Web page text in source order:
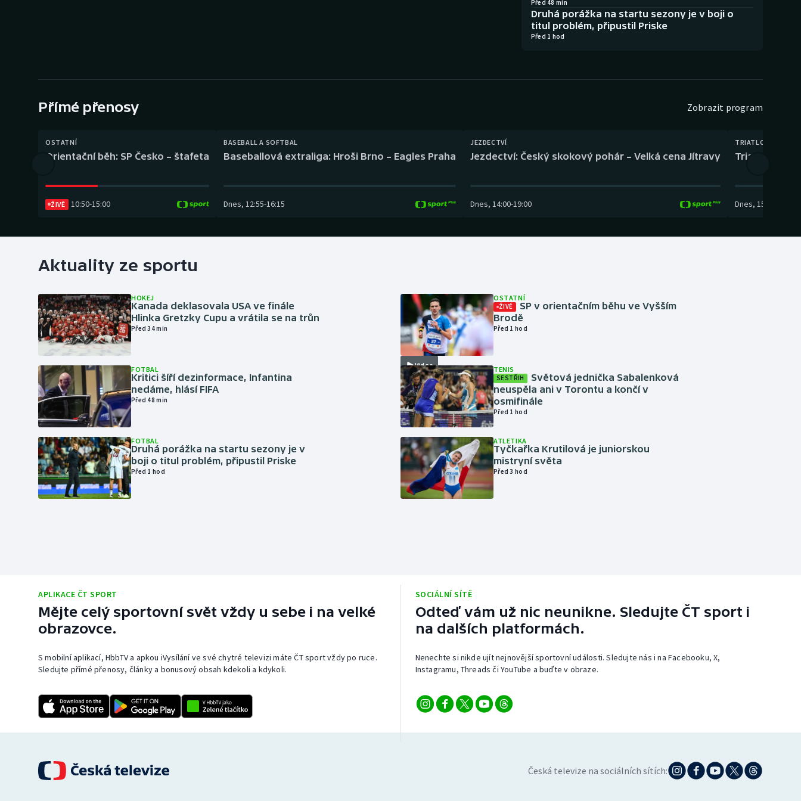
Gymnastika
Před 48 min
Druhá porážka na startu sezony je v boji o
titul problém, připustil Priske
Před 1 hod
Přímé přenosy Zobrazit program
OSTATNÍ
Orientační běh: SP Česko – štafeta
ŽIVĚ 10:50-15:00
BASEBALL A SOFTBAL
Baseballová extraliga: Hroši Brno – Eagles Praha
Dnes, 12:55-16:15
JEZDECTVÍ
Jezdectví: Český skokový pohár – Velká cena Jítravy
Dnes, 14:00-19:00
TRIATLON
Triatlon:
Dnes, 15:00
Aktuality ze sportu
HOKEJ
Kanada deklasovala USA ve finále
Hlinka Gretzky Cupu a vrátila se na trůn
Před 34 min
FOTBAL
Kritici šíří dezinformace, Infantina
nedáme, hlásí FIFA
Před 48 min
FOTBAL
Druhá porážka na startu sezony je v
boji o titul problém, připustil Priske
Před 1 hod
Video
OSTATNÍ
ŽIVĚ
SP v orientačním běhu ve Vyšším
Brodě
Před 1 hod
TENIS
SESTŘIH
Světová jednička Sabalenková
neuspěla ani v Torontu a končí v
osmifinále
Před 1 hod
ATLETIKA
Tyčkařka Krutilová je juniorskou
mistryní světa
Před 3 hod
APLIKACE ČT SPORT
Mějte celý sportovní svět vždy u sebe i na velké
obrazovce.
S mobilní aplikací, HbbTV a apkou iVysílání ve své chytré televizi máte ČT sport vždy po ruce.
Sledujte přímé přenosy, články a bonusový obsah kdekoli a kdykoli.
SOCIÁLNÍ SÍTĚ
Odteď vám už nic neunikne. Sledujte ČT sport i
na dalších platformách.
Nenechte si nikde ujít nejnovější sportovní události. Sledujte nás i na Facebooku, X,
Instagramu, Threads či YouTube a buďte v obraze.
Česká televize na sociálních sítích: